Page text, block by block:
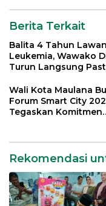
Berita Terkait
Balita 4 Tahun Lawan
Leukemia, Wawako
Turun Langsung
Wali Kota Maulana
Forum Smart City
Tegaskan Komitmen
Rekomendasi